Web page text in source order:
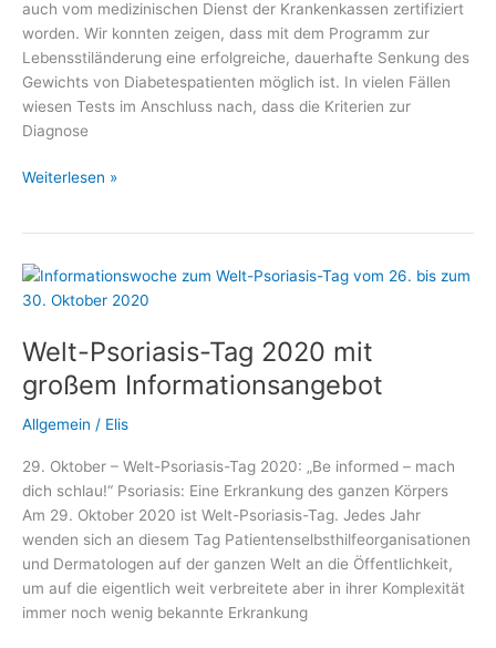
auch vom medizinischen Dienst der Krankenkassen zertifiziert
worden. Wir konnten zeigen, dass mit dem Programm zur
Lebensstiländerung eine erfolgreiche, dauerhafte Senkung des
Gewichts von Diabetespatienten möglich ist. In vielen Fällen
wiesen Tests im Anschluss nach, dass die Kriterien zur
Diagnose
Diabetes
Weiterlesen »
Welt-Psoriasis-Tag 2020 mit
großem Informationsangebot
Allgemein / Elis
29. Oktober – Welt-Psoriasis-Tag 2020: „Be informed – mach
dich schlau!“ Psoriasis: Eine Erkrankung des ganzen Körpers
Am 29. Oktober 2020 ist Welt-Psoriasis-Tag. Jedes Jahr
wenden sich an diesem Tag Patientenselbsthilfeorganisationen
und Dermatologen auf der ganzen Welt an die Öffentlichkeit,
um auf die eigentlich weit verbreitete aber in ihrer Komplexität
immer noch wenig bekannte Erkrankung